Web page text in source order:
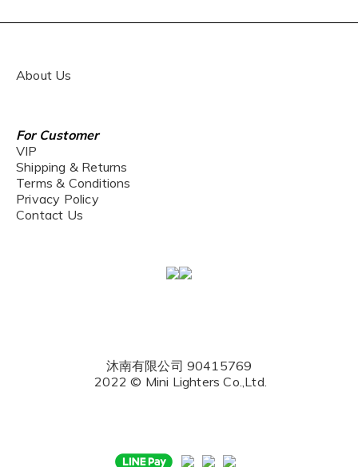
About Us
For Customer
VIP
Shipping & Returns
Terms & Conditions
Privacy Policy
Contact Us
沐南有限公司 90415769
2022 © Mini Lighters Co.,Ltd.